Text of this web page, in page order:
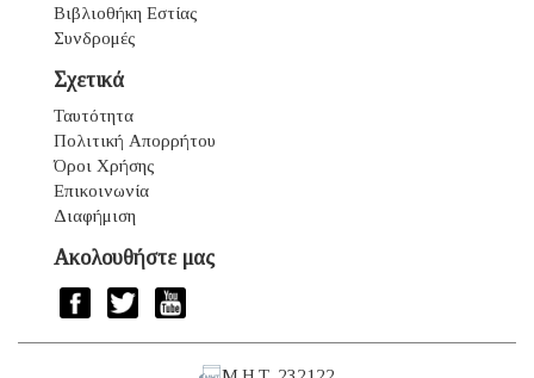
Βιβλιοθήκη Εστίας
Συνδρομές
Σχετικά
Ταυτότητα
Πολιτική Απορρήτου
Όροι Χρήσης
Επικοινωνία
Διαφήμιση
Ακολουθήστε μας